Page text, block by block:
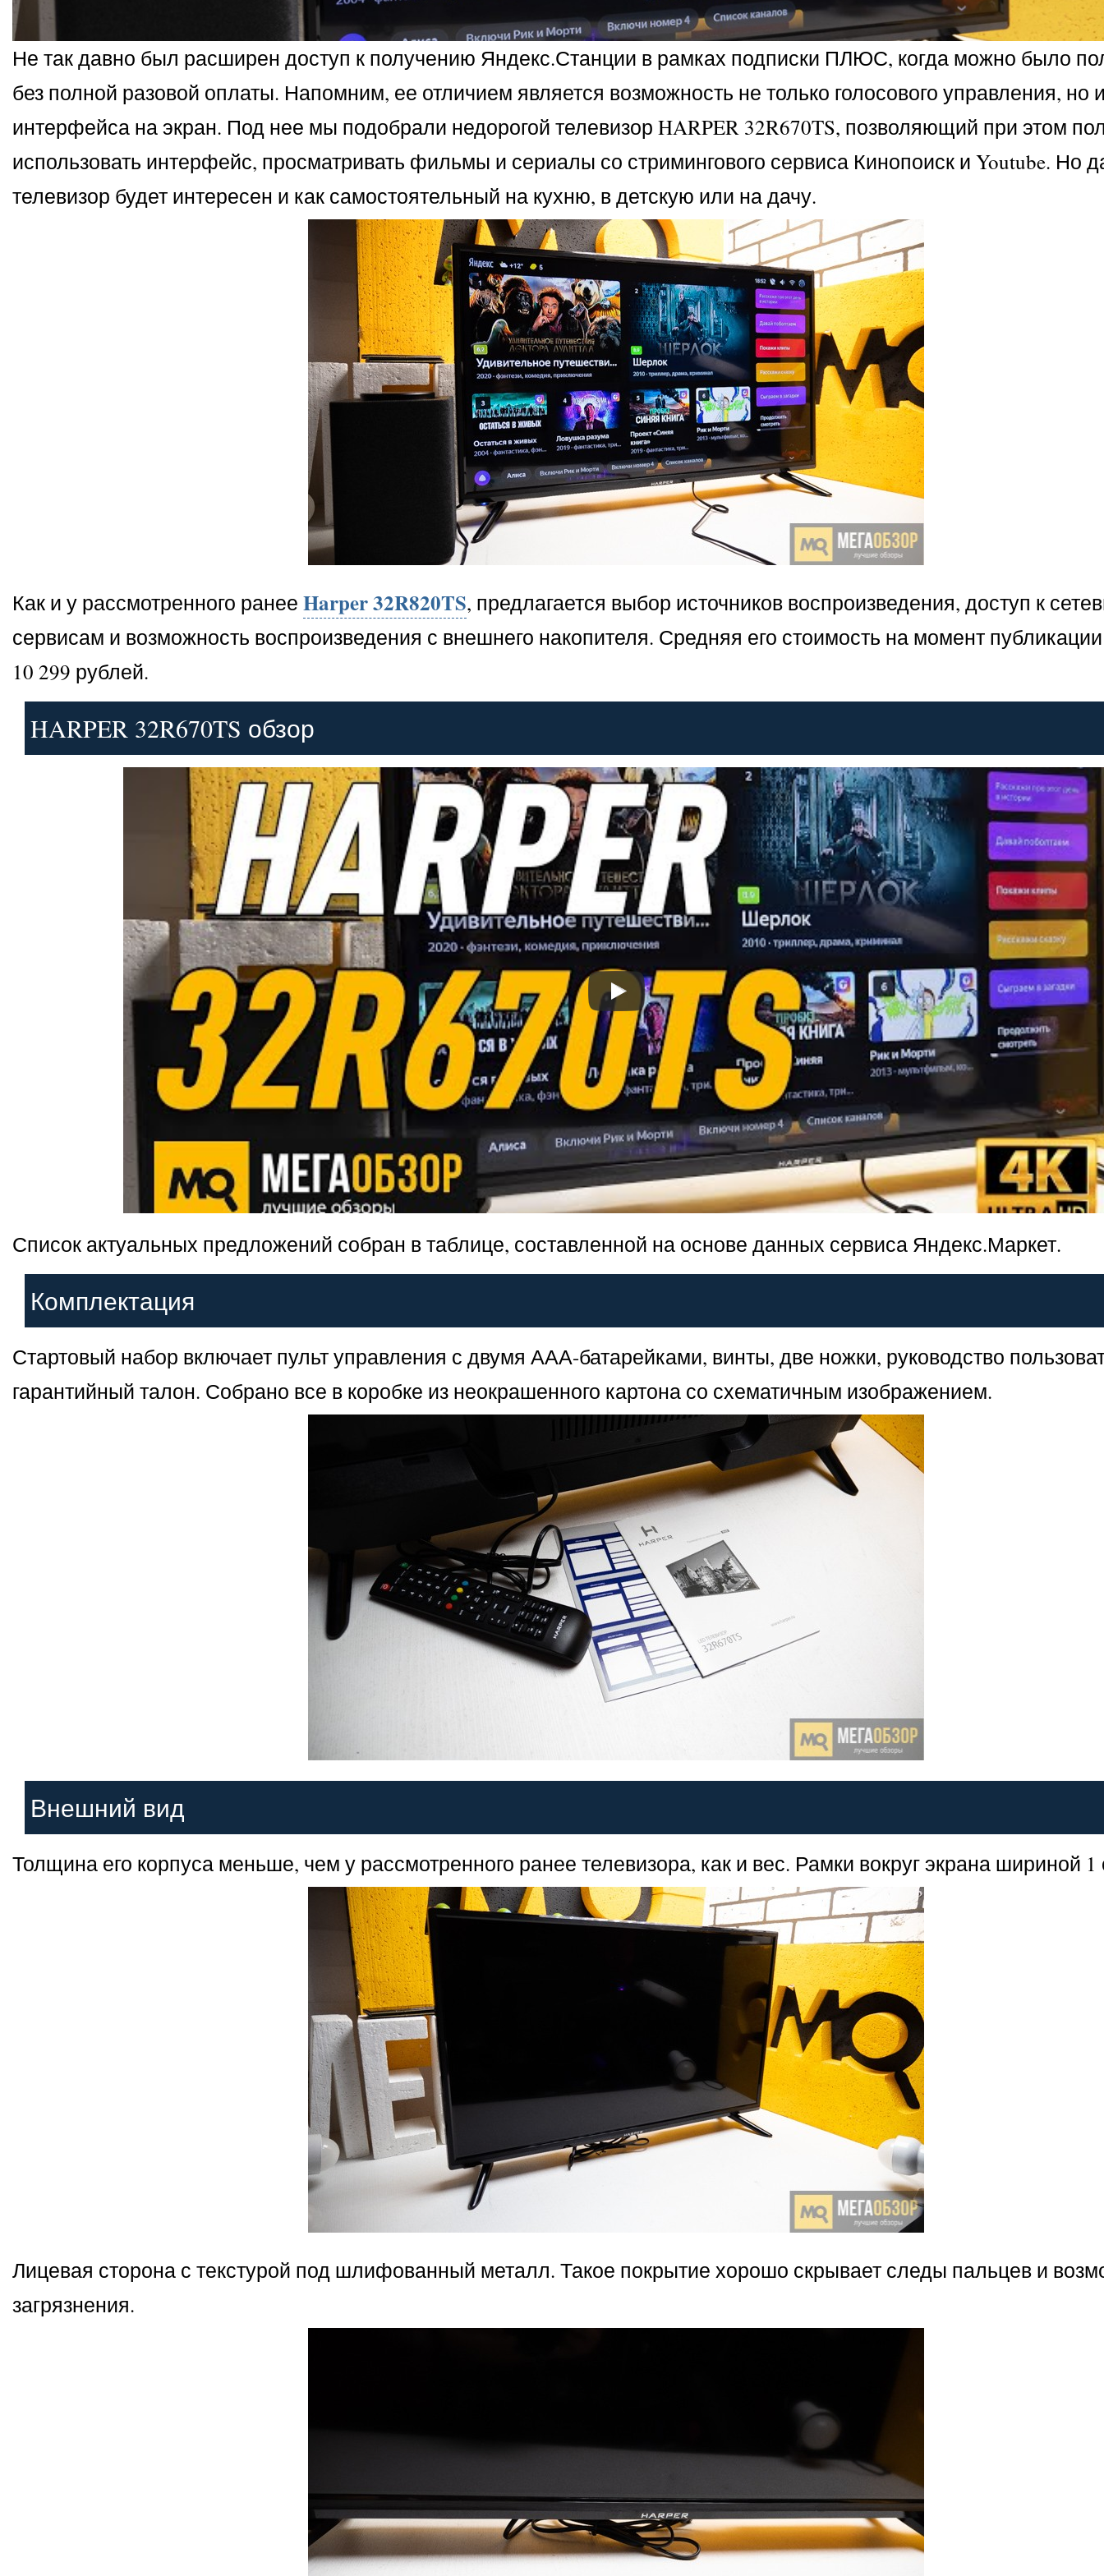
Не так давно был расширен доступ к получению Яндекс.Станции в рамках подписки ПЛЮС, когда можно было
без полной разовой оплаты. Напомним, ее отличием является возможность не только голосового управления, но
интерфейса на экран. Под нее мы подобрали недорогой телевизор HARPER 32R670TS, позволяющий при этом
использовать интерфейс, просматривать фильмы и сериалы со стримингового сервиса Кинопоиск и Youtube. Но
телевизор будет интересен и как самостоятельный на кухню, в детскую или на дачу.
Как и у рассмотренного ранее Harper 32R820TS, предлагается выбор источников воспроизведения, доступ к
сервисам и возможность воспроизведения с внешнего накопителя. Средняя его стоимость на момент
10 299 рублей.
HARPER 32R670TS обзор
Список актуальных предложений собран в таблице, составленной на основе данных сервиса Яндекс.Маркет.
Комплектация
Стартовый набор включает пульт управления с двумя ААА-батарейками, винты, две ножки, руководство
гарантийный талон. Собрано все в коробке из неокрашенного картона со схематичным изображением.
Внешний вид
Толщина его корпуса меньше, чем у рассмотренного ранее телевизора, как и вес. Рамки вокруг экрана шириной 1
Лицевая сторона с текстурой под шлифованный металл. Такое покрытие хорошо скрывает следы пальцев и
загрязнения.